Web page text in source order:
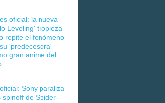
oficial: la nueva
Leveling' tropieza
repite el fenómeno
'predecesora'
gran anime del
Sony paraliza
spinoff de Spider-